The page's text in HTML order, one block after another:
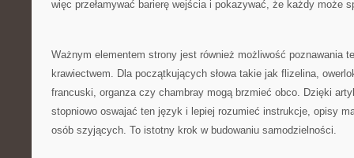
więc przełamywać barierę wejścia i pokazywać, że każdy może
Ważnym elementem strony jest również możliwość poznawania
krawiectwem. Dla początkujących słowa takie jak flizelina,
francuski, organza czy chambray mogą brzmieć obco. Dzięki
stopniowo oswajać ten język i lepiej rozumieć instrukcje, opisy
osób szyjących. To istotny krok w budowaniu samodzielności.